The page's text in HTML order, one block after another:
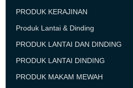
PRODUK KERAJINAN
Produk Lantai & Dinding
PRODUK LANTAI DAN DINDING
PRODUK LANTAI DINDING
PRODUK MAKAM MEWAH